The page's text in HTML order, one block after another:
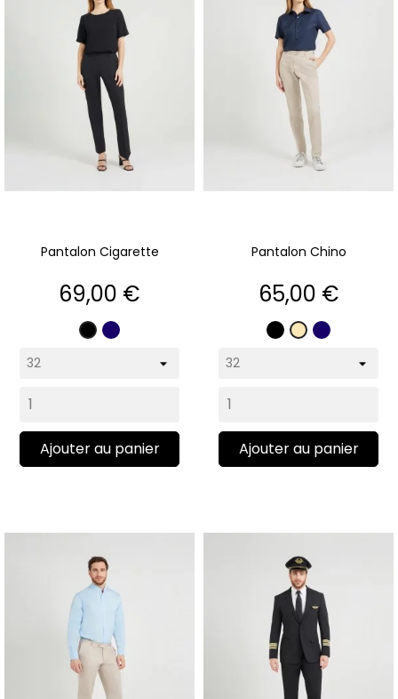
Pantalon Cigarette
Prix
69,00 €
NoirMarine
Ajouter au panier
Pantalon Chino
Prix
65,00 €
NoirBeigeMarine
Ajouter au panier